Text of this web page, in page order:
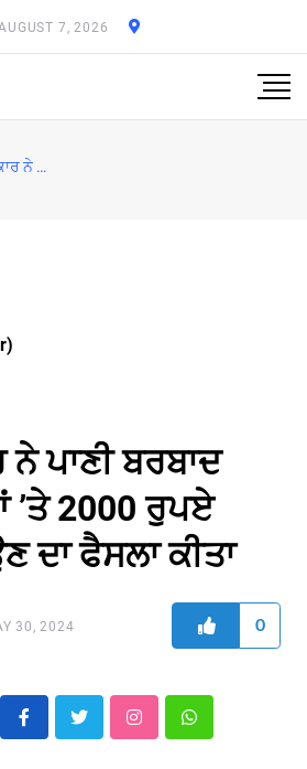
7, 2026
ਦਿੱਲੀ ਸਰਕਾਰ ਨੇ ਪਾਣੀ ਬਰਬਾਦ ਕਰਨ ਵਾਲਿਆਂ ’ਤੇ 2000 ਰੁਪਏ ਜੁਰਮਾਨਾ ਲਾਉਣ ਦਾ ਫੈਸਲਾ ਕੀਤਾ
ਨੇ ਪਾਣੀ ਬਰਬਾਦ
2000 ਰੁਪਏ
ਦਾ ਫੈਸਲਾ ਕੀਤਾ
30, 2024 0